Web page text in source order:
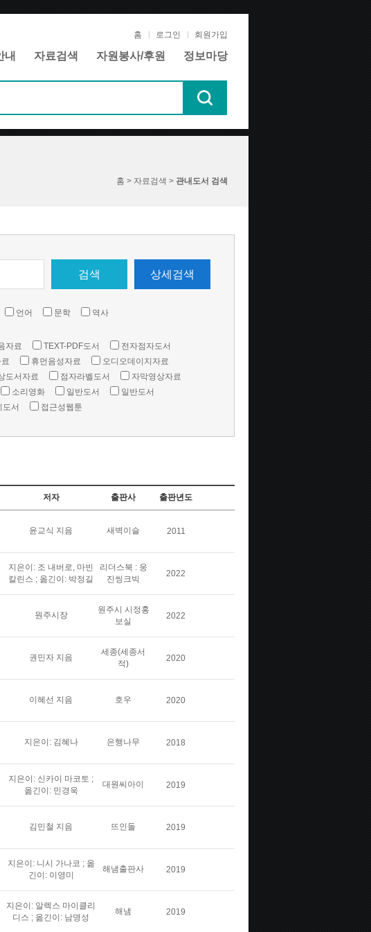
홈 로그인 회원가입
내 자료검색 자원봉사/후원 정보마당
홈 > 자료검색 > 관내도서 검색
검색 상세검색
언어 문학 역사
자료 TEXT-PDF도서
전자점자도서
휴먼음성자료
오디오데이지자료
도서자료 점자라벨도서
자막영상자료
소리영화 일반도서
일반도서
도서 접근성웹툰
저자 출판사 출판년도
윤교식 지음 새벽이슬 2011
지은이: 조 내버로, 마빈
칼린스 ; 옮긴이: 박정길
리더스북 : 웅
진씽크빅
2022
원주시장
원주시 시정홍
보실
2022
권민자 지음
세종(세종서
적)
2020
이혜선 지음 호우 2020
지은이: 김혜나 은행나무 2018
지은이: 신카이 마코토 ;
옮긴이: 민경욱
대원씨아이 2019
김민철 지음 뜨인돌 2019
지은이: 니시 가나코 ; 옮
긴이: 이영미
해냄출판사 2019
지은이: 알렉스 마이클리
디스 ; 옮긴이: 남명성
해냄 2019